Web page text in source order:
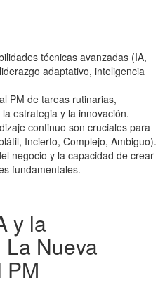
técnicas avanzadas (IA,
adaptativo, inteligencia
PM de tareas rutinarias,
estrategia y la innovación.
continuo son cruciales para
Incierto, Complejo, Ambiguo).
negocio y la capacidad de crear
fundamentales.
y la
Nueva
PM